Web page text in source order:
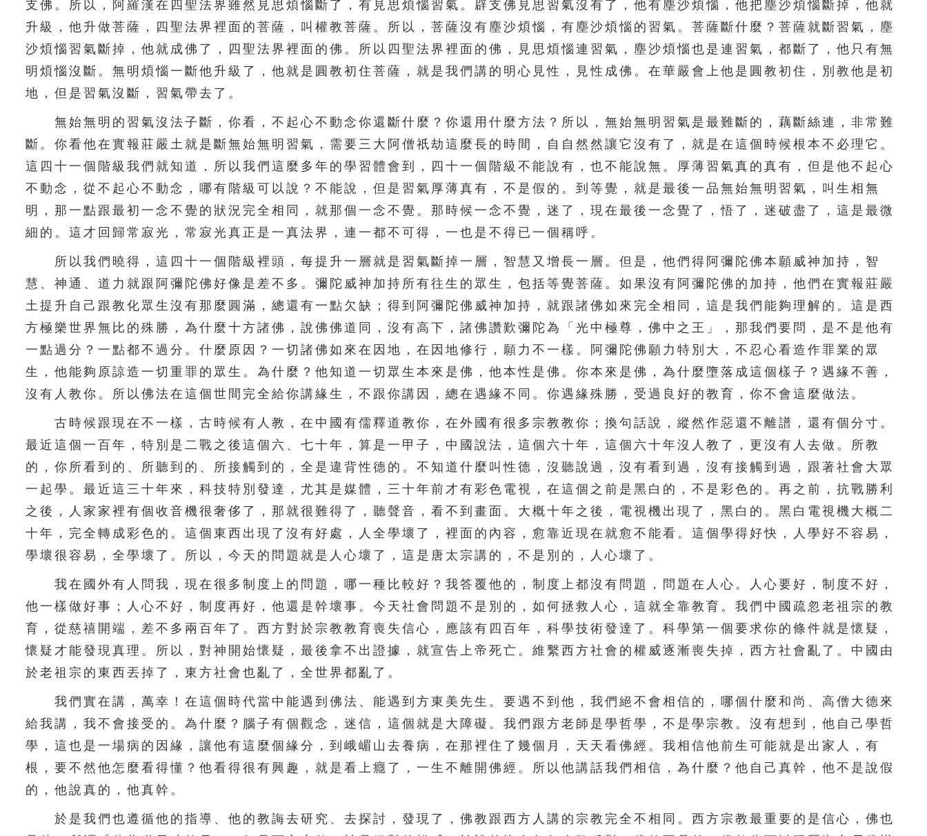
216 217 218 219 220
221 222 223 224 225
226 227 228 229 230
236 237 238 239 240
246 247 248 249 250
256 257 258 259 260
261 262 263 264 265
266 267 268 269 270
271 272 273 274 275
281 282 283 285
286 287 288 289 290
291 292 293 294 295
296 297 298 299 300
306 307 308 309 310
321 322 323 324 325
326 327 328 329 330
331 332 333 334 335
支佛。所以，阿羅漢在四聖法界雖然見思煩惱斷了，有見思煩惱習氣。辟支佛見思習氣沒有了，他有塵沙煩惱，他把塵沙煩惱斷掉，他就
升級，他升做菩薩，四聖法界裡面的菩薩，叫權教菩薩。所以，菩薩沒有塵沙煩惱，有塵沙煩惱的習氣。菩薩斷什麼？菩薩就斷習氣，塵
沙煩惱習氣斷掉，他就成佛了，四聖法界裡面的佛。所以四聖法界裡面的佛，見思煩惱連習氣，塵沙煩惱也是連習氣，都斷了，他只有無
明煩惱沒斷。無明煩惱一斷他升級了，他就是圓教初住菩薩，就是我們講的明心見性，見性成佛。在華嚴會上他是圓教初住，別教他是初
地，但是習氣沒斷，習氣帶去了。
無始無明的習氣沒法子斷，你看，不起心不動念你還斷什麼？你還用什麼方法？所以，無始無明習氣是最難斷的，藕斷絲連，非常難
斷。你看他在實報莊嚴土就是斷無始無明習氣，需要三大阿僧祇劫這麼長的時間，自自然然讓它沒有了，就是在這個時候根本不必理它。
這四十一個階級我們就知道，所以我們這麼多年的學習體會到，四十一個階級不能說有，也不能說無。厚薄習氣真的真有，但是他不起心
不動念，從不起心不動念，哪有階級可以說？不能說，但是習氣厚薄真有，不是假的。到等覺，就是最後一品無始無明習氣，叫生相無
明，那一點跟最初一念不覺的狀況完全相同，就那個一念不覺。那時候一念不覺，迷了，現在最後一念覺了，悟了，迷破盡了，這是最微
細的。這才回歸常寂光，常寂光真正是一真法界，連一都不可得，一也是不得已一個稱呼。
所以我們曉得，這四十一個階級裡頭，每提升一層就是習氣斷掉一層，智慧又增長一層。但是，他們得阿彌陀佛本願威神加持，智
慧、神通、道力就跟阿彌陀佛好像是差不多。彌陀威神加持所有往生的眾生，包括等覺菩薩。如果沒有阿彌陀佛的加持，他們在實報莊嚴
土提升自己跟教化眾生沒有那麼圓滿，總還有一點欠缺；得到阿彌陀佛威神加持，就跟諸佛如來完全相同，這是我們能夠理解的。這是西
方極樂世界無比的殊勝，為什麼十方諸佛，說佛佛道同，沒有高下，諸佛讚歎彌陀為「光中極尊，佛中之王」，那我們要問，是不是他有
一點過分？一點都不過分。什麼原因？一切諸佛如來在因地，在因地修行，願力不一樣。阿彌陀佛願力特別大，不忍心看造作罪業的眾
生，他能夠原諒造一切重罪的眾生。為什麼？他知道一切眾生本來是佛，他本性是佛。你本來是佛，為什麼墮落成這個樣子？遇緣不善，
沒有人教你。所以佛法在這個世間完全給你講緣生，不跟你講因，總在遇緣不同。你遇緣殊勝，受過良好的教育，你不會這麼做法。
古時候跟現在不一樣，古時候有人教，在中國有儒釋道教你，在外國有很多宗教教你；換句話說，縱然作惡還不離譜，還有個分寸。
最近這個一百年，特別是二戰之後這個六、七十年，算是一甲子，中國說法，這個六十年，這個六十年沒人教了，更沒有人去做。所教
的，你所看到的、所聽到的、所接觸到的，全是違背性德的。不知道什麼叫性德，沒聽說過，沒有看到過，沒有接觸到過，跟著社會大眾
一起學。最近這三十年來，科技特別發達，尤其是媒體，三十年前才有彩色電視，在這個之前是黑白的，不是彩色的。再之前，抗戰勝利
之後，人家家裡有個收音機很奢侈了，那就很難得了，聽聲音，看不到畫面。大概十年之後，電視機出現了，黑白的。黑白電視機大概二
十年，完全轉成彩色的。這個東西出現了沒有好處，人全學壞了，裡面的內容，愈靠近現在就愈不能看。這個學得好快，人學好不容易，
學壞很容易，全學壞了。所以，今天的問題就是人心壞了，這是唐太宗講的，不是別的，人心壞了。
我在國外有人問我，現在很多制度上的問題，哪一種比較好？我答覆他的，制度上都沒有問題，問題在人心。人心要好，制度不好，
他一樣做好事；人心不好，制度再好，他還是幹壞事。今天社會問題不是別的，如何拯救人心，這就全靠教育。我們中國疏忽老祖宗的教
育，從慈禧開端，差不多兩百年了。西方對於宗教教育喪失信心，應該有四百年，科學技術發達了。科學第一個要求你的條件就是懷疑，
懷疑才能發現真理。所以，對神開始懷疑，最後拿不出證據，就宣告上帝死亡。維繫西方社會的權威逐漸喪失掉，西方社會亂了。中國由
於老祖宗的東西丟掉了，東方社會也亂了，全世界都亂了。
我們實在講，萬幸！在這個時代當中能遇到佛法、能遇到方東美先生。要遇不到他，我們絕不會相信的，哪個什麼和尚、高僧大德來
給我講，我不會接受的。為什麼？腦子有個觀念，迷信，這個就是大障礙。我們跟方老師是學哲學，不是學宗教。沒有想到，他自己學哲
學，這也是一場病的因緣，讓他有這麼個緣分，到峨嵋山去養病，在那裡住了幾個月，天天看佛經。我相信他前生可能就是出家人，有
根，要不然他怎麼看得懂？他看得很有興趣，就是看上癮了，一生不離開佛經。所以他講話我們相信，為什麼？他自己真幹，他不是說假
的，他說真的，他真幹。
於是我們也遵循他的指導、他的教誨去研究、去探討，發現了，佛教跟西方人講的宗教完全不相同。西方宗教最重要的是信心，佛也